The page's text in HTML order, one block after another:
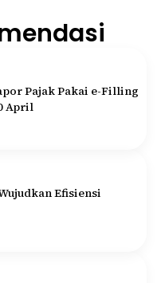
Pajak Pakai e-Filling
April
Efisiensi